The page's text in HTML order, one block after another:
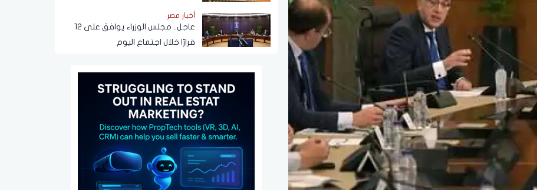
أخبار مصر
عاجل.. مجلس الوزراء يوافق على 12
قرارًا خلال اجتماع اليوم